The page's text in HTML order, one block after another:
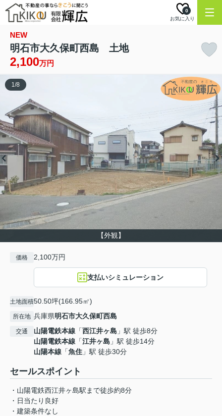
お気に入り
0
NEW
明石市大久保町西島 土地
2,100万円
【外観】
1/8
価格 2,100万円
支払いシミュレーション
土地面積50.50坪(166.95㎡)
所在地 兵庫県明石市大久保町西島
交通 山陽電鉄本線 「西江井ヶ島 」駅 徒歩8分
山陽電鉄本線 「江井ヶ島 」駅 徒歩14分
山陽本線 「魚住 」駅 徒歩30分
セールスポイント
・山陽電鉄西江井ヶ島駅まで徒歩約8分
・日当たり良好
・建築条件なし